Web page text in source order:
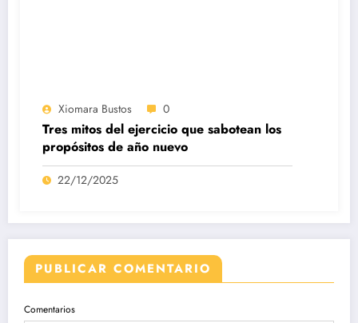
Xiomara Bustos 0
Tres mitos del ejercicio que sabotean los
propósitos de año nuevo
22/12/2025
PUBLICAR COMENTARIO
Comentarios